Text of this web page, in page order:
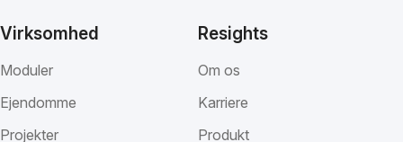
Virksomhed
Moduler
Ejendomme
Projekter
Resights
Om os
Karriere
Produkt